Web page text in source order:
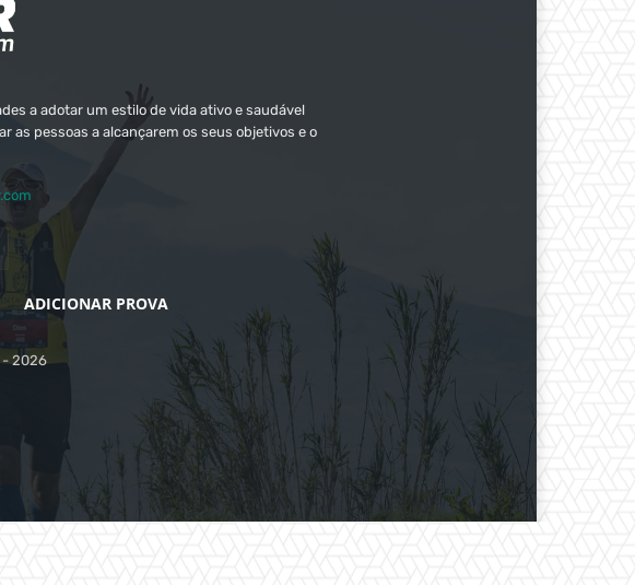
a adotar um estilo de vida ativo e saudável
as pessoas a alcançarem os seus objetivos e o
ADICIONAR PROVA
- 2026